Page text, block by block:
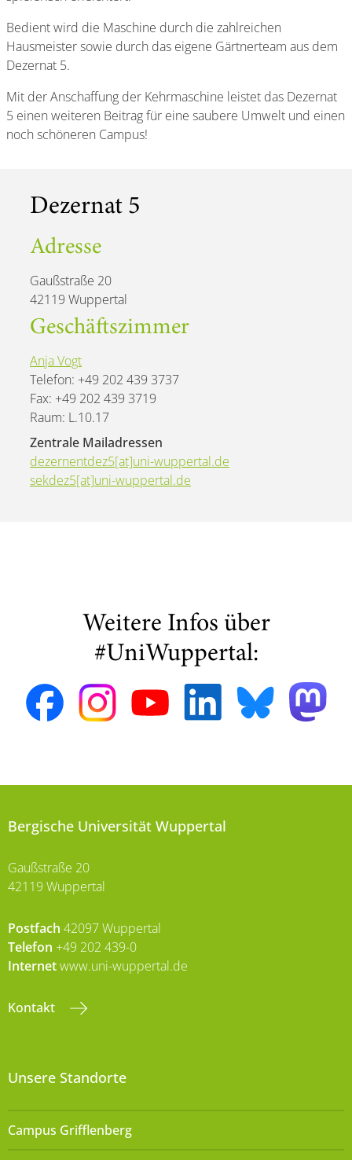
Bedient wird die Maschine durch die zahlreichen
Hausmeister sowie durch das eigene Gärtnerteam aus dem
Dezernat 5.
Mit der Anschaffung der Kehrmaschine leistet das Dezernat
5 einen weiteren Beitrag für eine saubere Umwelt und einen
noch schöneren Campus!
Dezernat 5
Adresse
Gaußstraße 20
42119 Wuppertal
Geschäftszimmer
Anja Vogt
Telefon: +49 202 439 3737
Fax: +49 202 439 3719
Raum: L.10.17
Zentrale Mailadressen
dezernentdez5[at]uni-wuppertal.de
sekdez5[at]uni-wuppertal.de
Weitere Infos über
#UniWuppertal:
Bergische Universität Wuppertal
Gaußstraße 20
42119 Wuppertal
Postfach 42097 Wuppertal
Telefon +49 202 439-0
Internetwww.uni-wuppertal.de
Kontakt
Unsere Standorte
Campus Grifflenberg